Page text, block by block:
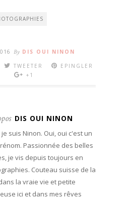
By DIS OUI NINON
TWEETER
EPINGLER
+1
DIS OUI NINON
je suis Ninon. Oui, oui c'est un
Passionnée des belles
je vis depuis toujours en
Couteau suisse de la
la vraie vie et petite
ici et dans mes rêves